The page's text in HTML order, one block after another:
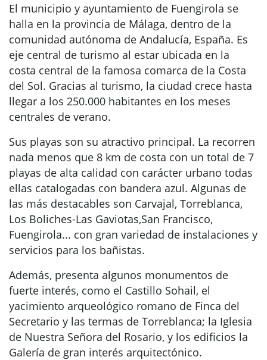
El municipio y ayuntamiento de Fuengirola se
halla en la provincia de Málaga, dentro de la
comunidad autónoma de Andalucía, España. Es
eje central de turismo al estar ubicada en la
costa central de la famosa comarca de la Costa
del Sol. Gracias al turismo, la ciudad crece hasta
llegar a los 250.000 habitantes en los meses
centrales de verano.
Sus playas son su atractivo principal. La recorren
nada menos que 8 km de costa con un total de 7
playas de alta calidad con carácter urbano todas
ellas catalogadas con bandera azul. Algunas de
las más destacables son Carvajal, Torreblanca,
Los Boliches-Las Gaviotas,San Francisco,
Fuengirola... con gran variedad de instalaciones y
servicios para los bañistas.
Además, presenta algunos monumentos de
fuerte interés, como el Castillo Sohail, el
yacimiento arqueológico romano de Finca del
Secretario y las termas de Torreblanca; la Iglesia
de Nuestra Señora del Rosario, y los edificios la
Galería de gran interés arquitectónico.